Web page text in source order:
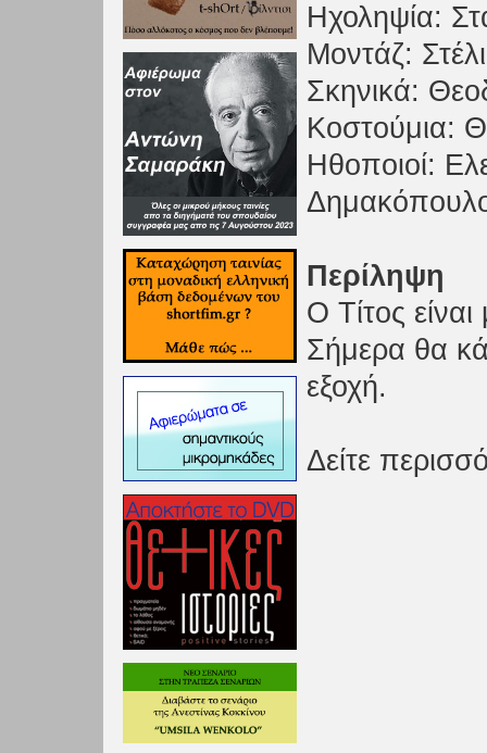
Ηχοληψία:
Μοντάζ:
Σκηνικά:
Κοστούμια:
Ηθοποιοί:
Περίληψη
Ο Τίτος
Σήμερα θα
εξοχή.
Δείτε